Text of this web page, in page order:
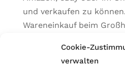
Cookie-
verwalten
und verkaufen zu
Wareneinkauf beim
Kategorien